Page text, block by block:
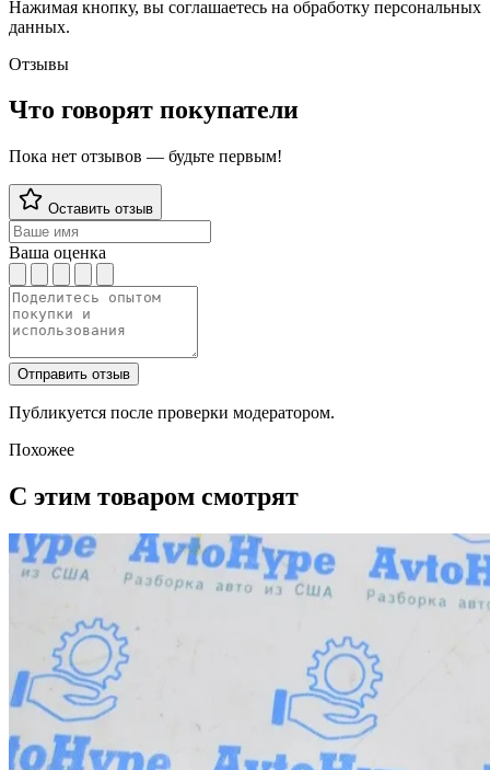
Нажимая кнопку, вы соглашаетесь на обработку персональных
данных.
Отзывы
Что говорят покупатели
Пока нет отзывов — будьте первым!
Оставить отзыв
Ваша оценка
Отправить отзыв
Публикуется после проверки модератором.
Похожее
С этим товаром смотрят